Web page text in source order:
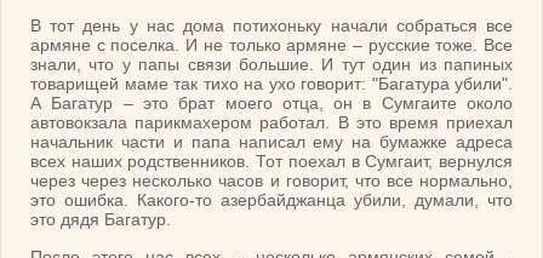
В тот день у нас дома потихоньку начали собраться все
армяне с поселка. И не только армяне – русские тоже. Все
знали, что у папы связи большие. И тут один из папиных
товарищей маме так тихо на ухо говорит: "Багатура убили".
А Багатур – это брат моего отца, он в Сумгаите около
автовокзала парикмахером работал. В это время приехал
начальник части и папа написал ему на бумажке адреса
всех наших родственников. Тот поехал в Сумгаит, вернулся
через через несколько часов и говорит, что все нормально,
это ошибка. Какого-то азербайджанца убили, думали, что
это дядя Багатур.